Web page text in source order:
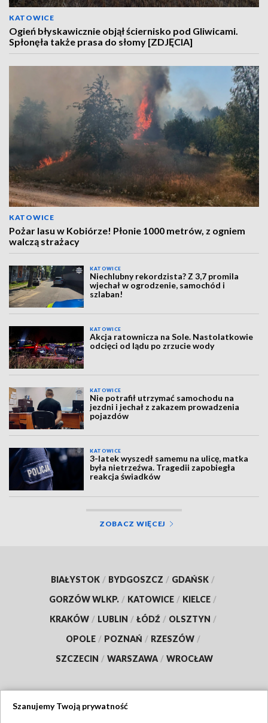
KATOWICE
Ogień błyskawicznie objął ściernisko pod Gliwicami.
Spłonęła także prasa do słomy [ZDJĘCIA]
KATOWICE
Pożar lasu w Kobiórze! Płonie 1000 metrów, z ogniem
walczą strażacy
KATOWICE
Niechlubny rekordzista? Z 3,7 promila
wjechał w ogrodzenie, samochód i
szlaban!
KATOWICE
Akcja ratownicza na Sole. Nastolatkowie
odcięci od lądu po zrzucie wody
KATOWICE
Nie potrafił utrzymać samochodu na
jezdni i jechał z zakazem prowadzenia
pojazdów
KATOWICE
3-latek wyszedł samemu na ulicę, matka
była nietrzeźwa. Tragedii zapobiegła
reakcja świadków
ZOBACZ WIĘCEJ
BIAŁYSTOK / BYDGOSZCZ / GDAŃSK /
GORZÓW WLKP. / KATOWICE / KIELCE /
KRAKÓW / LUBLIN / ŁÓDŹ / OLSZTYN /
OPOLE / POZNAŃ / RZESZÓW /
SZCZECIN / WARSZAWA / WROCŁAW
Szanujemy Twoją prywatność